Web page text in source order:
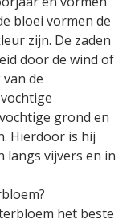
bloei vormen de
zijn. De zaden
door de wind of
de
grond en
Hierdoor is hij
langs vijvers en in
het beste